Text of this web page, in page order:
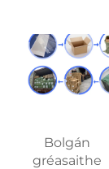
Bolgán
gréasaithe